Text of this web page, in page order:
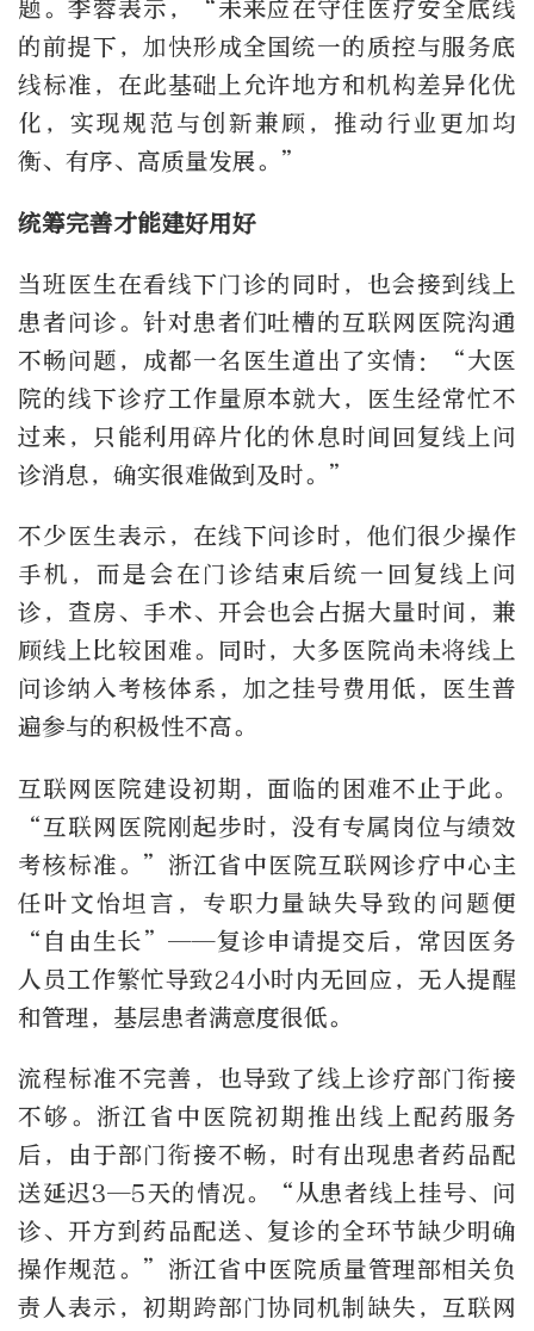
题。李蓉表示，“未来应在守住医疗安全底线
的前提下，加快形成全国统一的质控与服务底
线标准，在此基础上允许地方和机构差异化优
化，实现规范与创新兼顾，推动行业更加均
衡、有序、高质量发展。”
统筹完善才能建好用好
当班医生在看线下门诊的同时，也会接到线上
患者问诊。针对患者们吐槽的互联网医院沟通
不畅问题，成都一名医生道出了实情：“大医
院的线下诊疗工作量原本就大，医生经常忙不
过来，只能利用碎片化的休息时间回复线上问
诊消息，确实很难做到及时。”
不少医生表示，在线下问诊时，他们很少操作
手机，而是会在门诊结束后统一回复线上问
诊，查房、手术、开会也会占据大量时间，兼
顾线上比较困难。同时，大多医院尚未将线上
问诊纳入考核体系，加之挂号费用低，医生普
遍参与的积极性不高。
互联网医院建设初期，面临的困难不止于此。
“互联网医院刚起步时，没有专属岗位与绩效
考核标准。”浙江省中医院互联网诊疗中心主
任叶文怡坦言，专职力量缺失导致的问题便
“自由生长”——复诊申请提交后，常因医务
人员工作繁忙导致24小时内无回应，无人提醒
和管理，基层患者满意度很低。
流程标准不完善，也导致了线上诊疗部门衔接
不够。浙江省中医院初期推出线上配药服务
后，由于部门衔接不畅，时有出现患者药品配
送延迟3—5天的情况。“从患者线上挂号、问
诊、开方到药品配送、复诊的全环节缺少明确
操作规范。”浙江省中医院质量管理部相关负
责人表示，初期跨部门协同机制缺失，互联网